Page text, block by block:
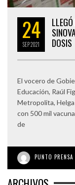
24
SEP2021
DOSIS
El vocero de
Educación, Raúl
Metropolita,
con 500 mil
de
PUNTO PRENSA